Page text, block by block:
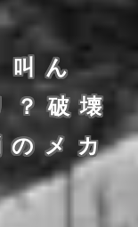
叫ん
？破壊
のメカ